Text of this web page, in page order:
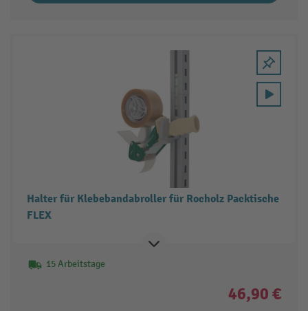
Halter für Klebebandabroller für Rocholz Packtische
FLEX
15 Arbeitstage
46,90 €